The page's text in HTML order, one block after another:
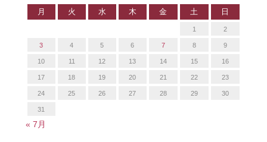
月 火 水 木 金 土 日
1 2
3 4 5 6 7 8 9
10 11 12 13 14 15 16
17 18 19 20 21 22 23
24 25 26 27 28 29 30
31
« 7月